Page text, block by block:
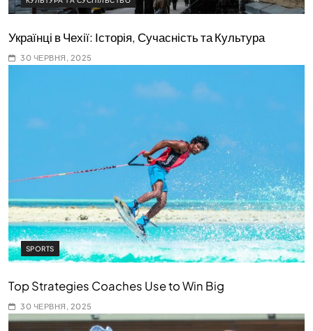
Українці в Чехії: Історія, Сучасність та Культура
30 ЧЕРВНЯ, 2025
SPORTS
Top Strategies Coaches Use to Win Big
30 ЧЕРВНЯ, 2025